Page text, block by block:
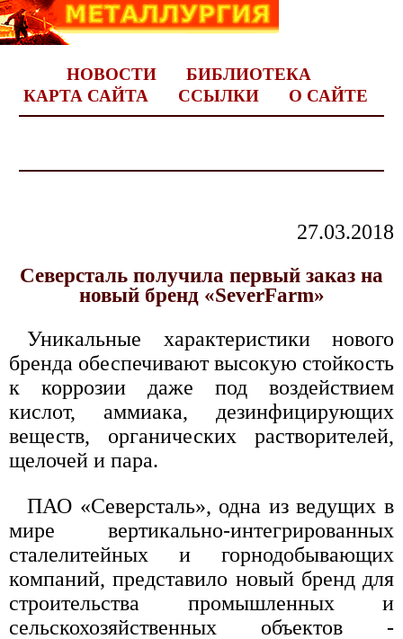
НОВОСТИ
БИБЛИОТЕКА
КАРТА САЙТА
ССЫЛКИ О САЙТЕ
27.03.2018
Северсталь получила первый заказ на
новый бренд «SeverFarm»
Уникальные характеристики нового
бренда обеспечивают высокую стойкость
к коррозии даже под воздействием
кислот, аммиака, дезинфицирующих
веществ, органических растворителей,
щелочей и пара.
ПАО «Северсталь», одна из ведущих в
мире вертикально-интегрированных
сталелитейных и горнодобывающих
компаний, представило новый бренд для
строительства промышленных и
сельскохозяйственных объектов -